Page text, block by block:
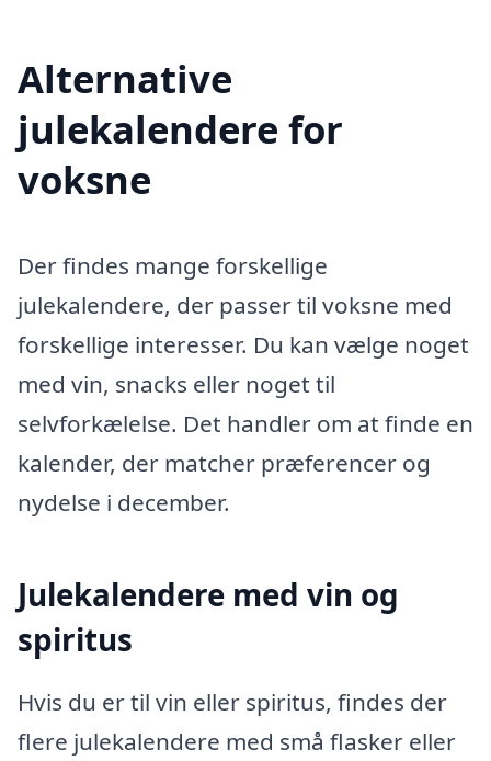
Alternative
julekalendere for
voksne
Der findes mange forskellige
julekalendere, der passer til voksne med
forskellige interesser. Du kan vælge noget
med vin, snacks eller noget til
selvforkælelse. Det handler om at finde en
kalender, der matcher præferencer og
nydelse i december.
Julekalendere med vin og
spiritus
Hvis du er til vin eller spiritus, findes der
flere julekalendere med små flasker eller